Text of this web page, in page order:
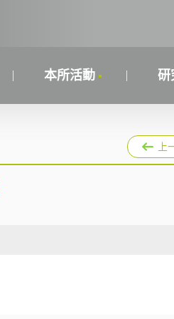
本所活動 研
上